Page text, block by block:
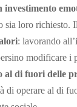
investimento
sia loro richiesto.
: lavorando
modificare i
al di fuori delle
di operare al di